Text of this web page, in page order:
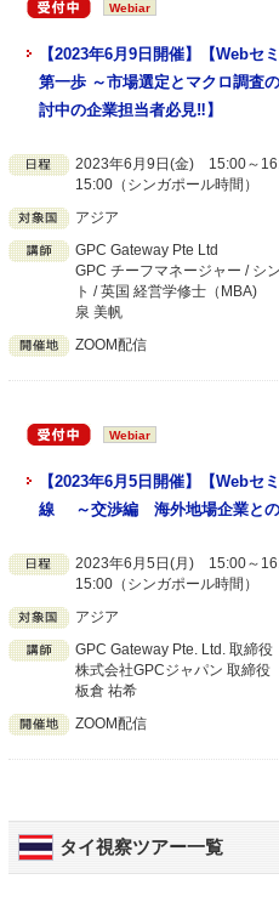
Webiar
【2023年6月9日開催】【Webセ
第一歩 ～市場選定とマクロ調査
討中の企業担当者必見‼】
2023年6月9日(金) 15:00～
15:00（シンガポール時間）
アジア
GPC Gateway Pte Ltd
GPC チーフマネージャー / シ
ト / 英国 経営学修士（MBA)
泉 美帆
ZOOM配信
Webiar
【2023年6月5日開催】【Webセ
線 ～交渉編 海外地場企業との
2023年6月5日(月) 15:00～
15:00（シンガポール時間）
アジア
GPC Gateway Pte. Ltd. 取締役
株式会社GPCジャパン 取締役
板倉 祐希
ZOOM配信
タイ視察ツアー一覧